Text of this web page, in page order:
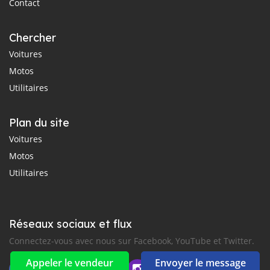
Appeler le vendeur Envoyer le message
Contact
Chercher
Voitures
Motos
Utilitaires
Plan du site
Voitures
Motos
Utilitaires
Réseaux sociaux et flux
Connectez-vous avec nous sur Facebook, YouTube et Twitter.